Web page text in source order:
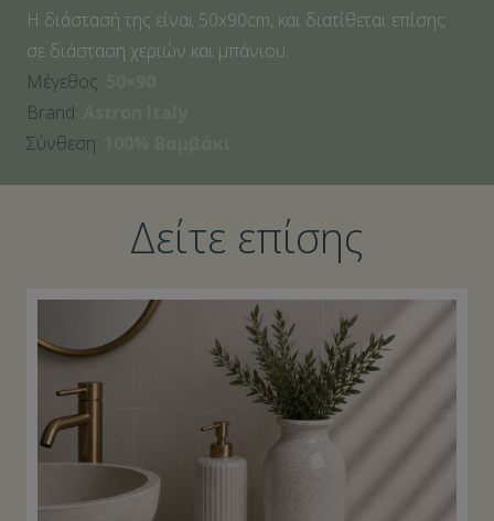
Η διάστασή της είναι 50x90cm, και διατίθεται επίσης
σε διάσταση χεριών και μπάνιου.
Μέγεθος:
Brand:
Σύνθεση:
Δείτε επίσης